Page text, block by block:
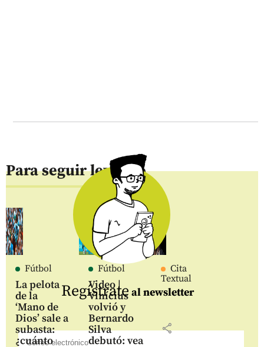
Para seguir leyendo
Fútbol
La pelota
de la
‘Mano de
Dios’ sale a
subasta:
¿cuánto
Fútbol
Video |
Vinícius
volvió y
Bernardo
Silva
debutó: vea
Cita
Textual
share
Regístrate al newsletter